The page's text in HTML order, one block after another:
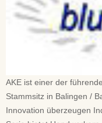
AKE ist einer der
Stammsitz in Balingen /
Innovation überzeugen